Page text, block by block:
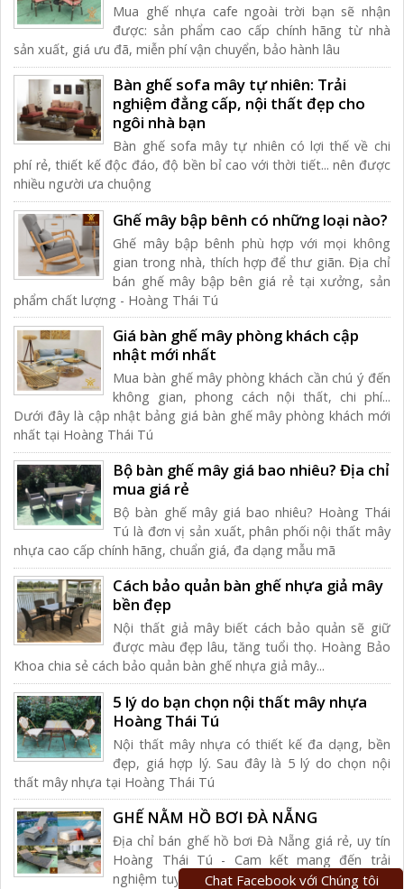
Mua ghế nhựa cafe ngoài trời bạn sẽ nhận
được: sản phẩm cao cấp chính hãng từ nhà
sản xuất, giá ưu đã, miễn phí vận chuyển, bảo hành lâu
Bàn ghế sofa mây tự nhiên: Trải
nghiệm đẳng cấp, nội thất đẹp cho
ngôi nhà bạn
Bàn ghế sofa mây tự nhiên có lợi thế về chi
phí rẻ, thiết kế độc đáo, độ bền bỉ cao với thời tiết... nên được
nhiều người ưa chuộng
Ghế mây bập bênh có những loại nào?
Ghế mây bập bênh phù hợp với mọi không
gian trong nhà, thích hợp để thư giãn. Địa chỉ
bán ghế mây bập bên giá rẻ tại xưởng, sản
phẩm chất lượng - Hoàng Thái Tú
Giá bàn ghế mây phòng khách cập
nhật mới nhất
Mua bàn ghế mây phòng khách cần chú ý đến
không gian, phong cách nội thất, chi phí...
Dưới đây là cập nhật bảng giá bàn ghế mây phòng khách mới
nhất tại Hoàng Thái Tú
Bộ bàn ghế mây giá bao nhiêu? Địa chỉ
mua giá rẻ
Bộ bàn ghế mây giá bao nhiêu? Hoàng Thái
Tú là đơn vị sản xuất, phân phối nội thất mây
nhựa cao cấp chính hãng, chuẩn giá, đa dạng mẫu mã
Cách bảo quản bàn ghế nhựa giả mây
bền đẹp
Nội thất giả mây biết cách bảo quản sẽ giữ
được màu đẹp lâu, tăng tuổi thọ. Hoàng Bảo
Khoa chia sẻ cách bảo quản bàn ghế nhựa giả mây...
5 lý do bạn chọn nội thất mây nhựa
Hoàng Thái Tú
Nội thất mây nhựa có thiết kế đa dạng, bền
đẹp, giá hợp lý. Sau đây là 5 lý do chọn nội
thất mây nhựa tại Hoàng Thái Tú
GHẾ NẰM HỒ BƠI ĐÀ NẴNG
Địa chỉ bán ghế hồ bơi Đà Nẵng giá rẻ, uy tín
Hoàng Thái Tú - Cam kết mang đến trải
nghiệm tuyệt vời nhất cho khách hàng từ chất
Chat Facebook với Chúng tôi